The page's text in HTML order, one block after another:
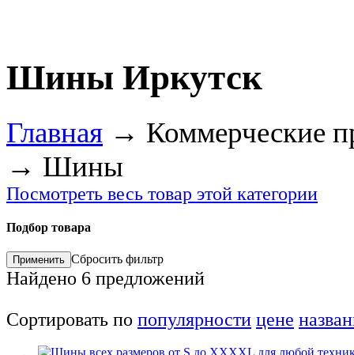
Шины Иркутск
Главная → Коммерческие
→ Шины
Посмотреть весь товар этой категории
Подбор товара
Сбросить фильтр
Найдено 6 предложений
Сортировать по популярности цене